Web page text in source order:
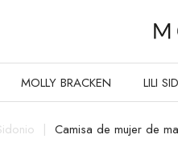
MOLLY BRACKEN LILI
Camisa de mujer de